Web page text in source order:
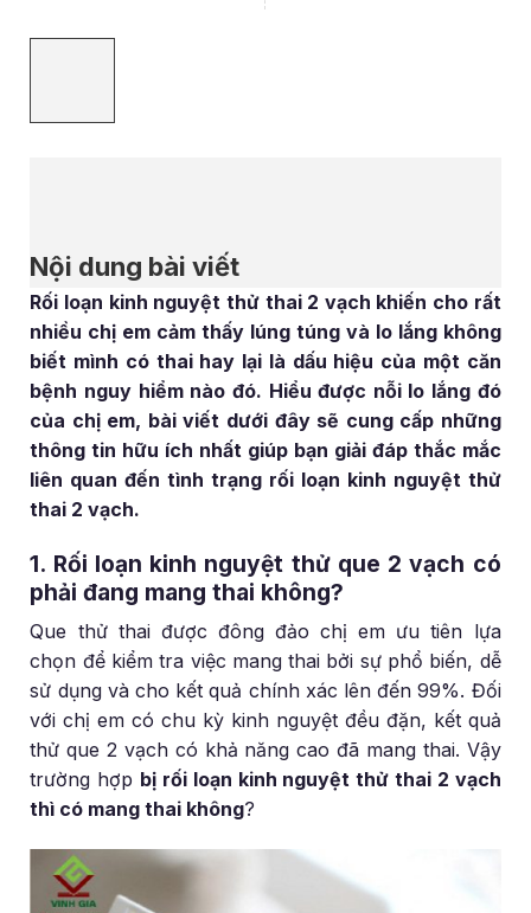
Nội dung bài viết
Rối loạn kinh nguyệt thử thai 2 vạch khiến cho rất
nhiều chị em cảm thấy lúng túng và lo lắng không
biết mình có thai hay lại là dấu hiệu của một căn
bệnh nguy hiểm nào đó. Hiểu được nỗi lo lắng đó
của chị em, bài viết dưới đây sẽ cung cấp những
thông tin hữu ích nhất giúp bạn giải đáp thắc mắc
liên quan đến tình trạng rối loạn kinh nguyệt thử
thai 2 vạch.
1. Rối loạn kinh nguyệt thử que 2 vạch có
phải đang mang thai không?
Que thử thai được đông đảo chị em ưu tiên lựa
chọn để kiểm tra việc mang thai bởi sự phổ biến, dễ
sử dụng và cho kết quả chính xác lên đến 99%. Đối
với chị em có chu kỳ kinh nguyệt đều đặn, kết quả
thử que 2 vạch có khả năng cao đã mang thai. Vậy
trường hợp bị rối loạn kinh nguyệt thử thai 2 vạch
thì có mang thai không?